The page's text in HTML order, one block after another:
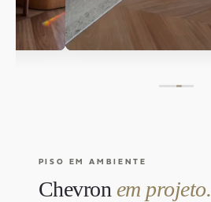
PISO EM AMBIENTE
Chevron em projeto.